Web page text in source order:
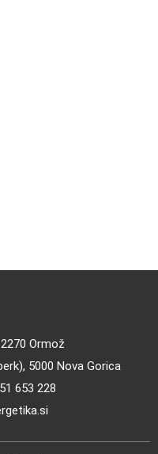
Ormož
5000 Nova Gorica
653 228